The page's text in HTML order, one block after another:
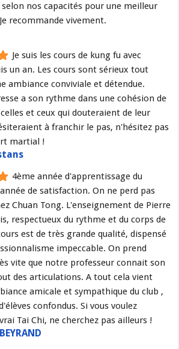
selon nos capacités pour une meilleur
recommande vivement.
Je suis les cours de kung fu avec
un an. Les cours sont sérieux tout
ambiance conviviale et détendue.
a son rythme dans une cohésion de
et ceux qui douteraient de leur
à franchir le pas, n'hésitez pas
martial !
4ème année d'apprentissage du
de satisfaction. On ne perd pas
Chuan Tong. L'enseignement de Pierre
respectueux du rythme et du corps de
est de très grande qualité, dispensé
impeccable. On prend
vite que notre professeur connait son
des articulations. A tout cela vient
amicale et sympathique du club ,
confondus. Si vous voulez
Tai Chi, ne cherchez pas ailleurs !